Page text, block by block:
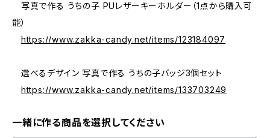
写真で作る うちの子 PUレザーキーホルダー（1点から購入可
能）
https://www.zakka-candy.net/items/123184097
選べるデザイン 写真で作る うちの子バッジ3個セット
https://www.zakka-candy.net/items/133703249
一緒に作る商品を選択してください